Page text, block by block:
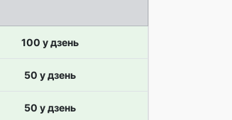
100 у дзень
50 у дзень
50 у дзень